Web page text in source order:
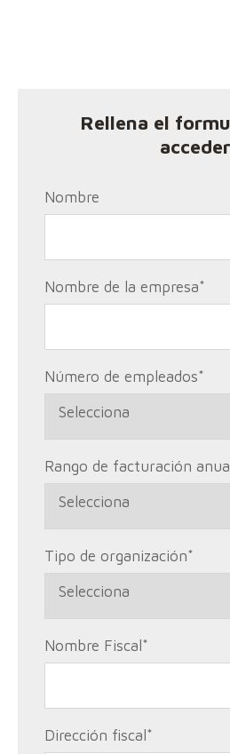
Rellena el
Nombre
Nombre de la empresa*
Número de empleados*
Rango de facturación
Tipo de organización*
Nombre Fiscal *
Dirección fiscal *